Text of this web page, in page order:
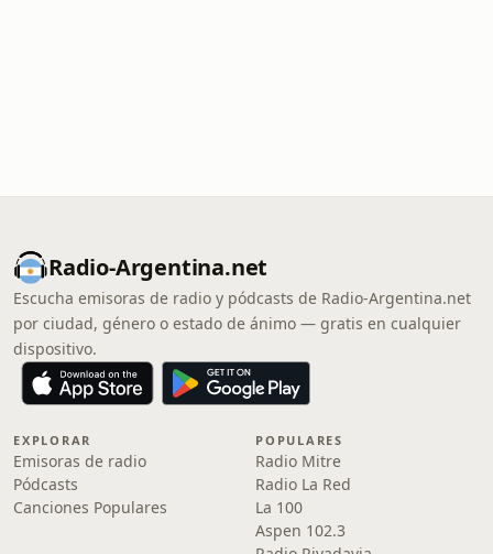
Radio-Argentina.net
Escucha emisoras de radio y pódcasts de Radio-Argentina.net
por ciudad, género o estado de ánimo — gratis en cualquier
dispositivo.
EXPLORAR
Emisoras de radio
Pódcasts
Canciones Populares
POPULARES
Radio Mitre
Radio La Red
La 100
Aspen 102.3